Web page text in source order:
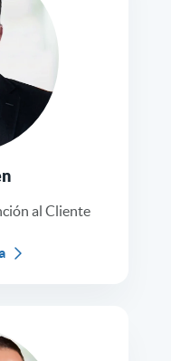
al Cliente